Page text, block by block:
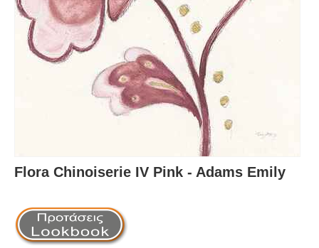
Flora Chinoiserie IV Pink - Adams Emily